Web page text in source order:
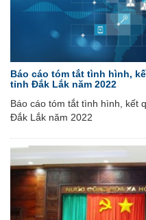
Báo cáo tóm tắt tình hình,
tỉnh Đắk Lắk năm 2022
Báo cáo tóm tắt tình hình, kết
Đắk Lắk năm 2022